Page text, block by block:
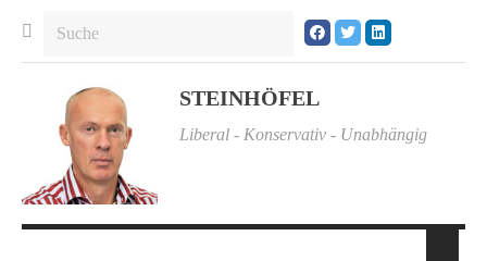
STEINHÖFEL
Liberal - Konservativ - Unabhängig